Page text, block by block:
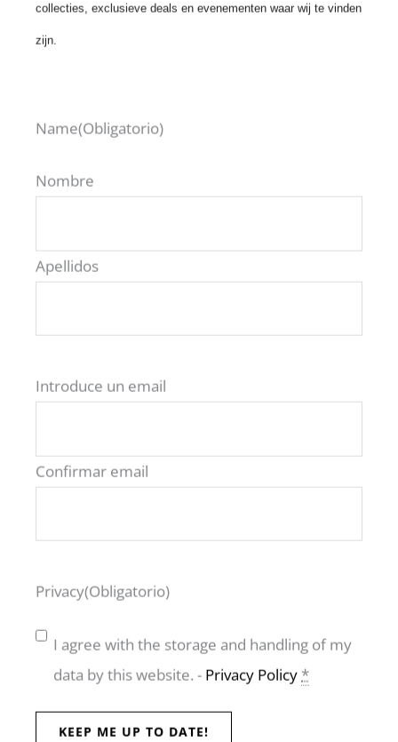
ROAV Benelux
IVA: NL866770033B01
Navegación
collecties, exclusieve deals en evenementen waar wij te vinden
zijn.
Name(Obligatorio)
Nombre
Apellidos
Email(Obligatorio)
Introduce un email
Confirmar email
Privacy(Obligatorio)
I agree with the storage and handling of my
data by this website. - Privacy Policy *